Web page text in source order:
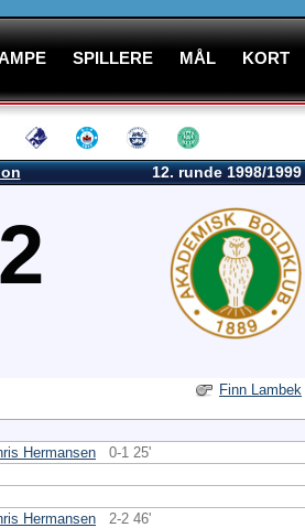
SPILLERE MÅL KORT
12. runde 1998/1999
Finn Lambek
Hermansen
0-1 25'
Hermansen
2-2 46'